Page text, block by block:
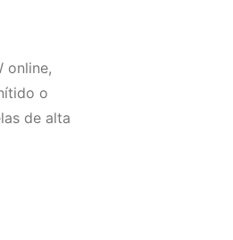
online,
o
de alta